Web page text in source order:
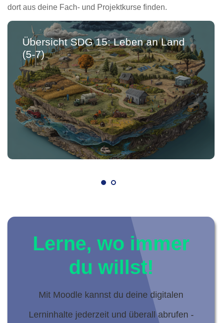
dort aus deine Fach- und Projektkurse finden.
Übersicht SDG 15: Leben an Land
(5-7)
Lerne, wo immer
du willst!
Mit Moodle kannst du deine digitalen
Lerninhalte jederzeit und überall abrufen -